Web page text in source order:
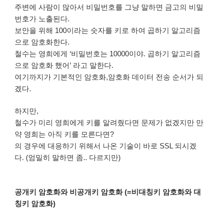
주변에 사람이 많아서 비밀번호를 그냥 말하면 금고의 비밀
번호가 노출된다.
보안을 위해 100이라는 숫자를 키로 하여 곱하기 알고리즘
으로 암호화한다.
철수는 영희에게 ‘비밀번호는 10000이야. 곱하기 알고리즘
으로 암호화 했어’ 라고 말한다.
여기까지가 기본적인 암호화,암호화 데이터 전송 순서가 되
겠다.
하지만,
철수가 미리 영희에게 키를 알려줬다면 문제가 없겠지만 만
약 영희는 아직 키를 모른다면?
의 경우에 대응하기 위해서 나온 기술이 바로 SSL 되시겠
다. (엄밀히 말하면 좀.. 다르지만)
공개키 암호화와 비공개키 암호화 (=비대칭키 암호화와 대
칭키 암호화)